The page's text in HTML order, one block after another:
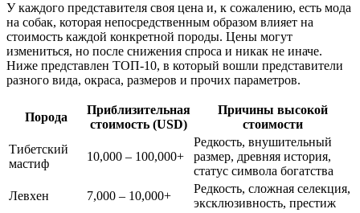
У каждого представителя своя цена и, к сожалению, есть мода
на собак, которая непосредственным образом влияет на
стоимость каждой конкретной породы. Цены могут
измениться, но после снижения спроса и никак не иначе.
Ниже представлен ТОП-10, в который вошли представители
разного вида, окраса, размеров и прочих параметров.
Порода
Приблизительная
стоимость (USD)
Причины высокой
стоимости
Тибетский
мастиф
10,000 – 100,000+
Редкость, внушительный
размер, древняя история,
статус символа богатства
Левхен
7,000 – 10,000+
Редкость, сложная селекция,
эксклюзивность, престиж